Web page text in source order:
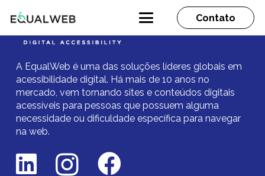
Contato
A EqualWeb é uma das soluções líderes globais em
acessibilidade digital. Há mais de 10 anos no
mercado, vem tornando sites e conteúdos digitais
acessíveis para pessoas que possuem alguma
necessidade ou dificuldade específica para navegar
na web.